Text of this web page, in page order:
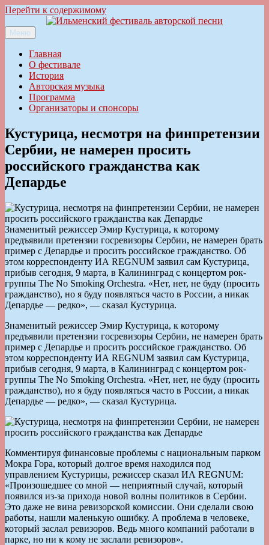
Перейти к содержимому
Ильменский фестиваль авторской песни
Меню
Главная
О фестивале
История
Авторская музыка
Программа
Организаторы и спонсоры
Кустурица, несмотря на финпретензии
Сербии, не намерен просить
российского гражданства как
Депардье
Знаменитый режиссер Эмир Кустурица, к которому
предъявили претензии госревизоры Сербии, не намерен брать
пример с Депардье и просить российское гражданство. Об
этом корреспонденту ИА REGNUM заявил сам Кустурица,
прибыв сегодня, 9 марта, в Калининград с концертом рок-
группы The No Smoking Orchestra. «Нет, нет, не буду (просить
гражданство), но я буду появляться часто в России, а никак
Депардье — редко», — сказал Кустурица.
Знаменитый режиссер Эмир Кустурица, к которому
предъявили претензии госревизоры Сербии, не намерен брать
пример с Депардье и просить российское гражданство. Об
этом корреспонденту ИА REGNUM заявил сам Кустурица,
прибыв сегодня, 9 марта, в Калининград с концертом рок-
группы The No Smoking Orchestra. «Нет, нет, не буду (просить
гражданство), но я буду появляться часто в России, а никак
Депардье — редко», — сказал Кустурица.
Комментируя финансовые проблемы с национальным парком
Мокра Гора, который долгое время находился под
управлением Кустурицы, режиссер сказал ИА REGNUM:
«Произошедшее со мной — неприятный случай, который
появился из-за прихода новой волны политиков в Сербии.
Это даже не вина ревизорской комиссии. Они сделали свою
работы, нашли маленькую ошибку. А проблема в человеке,
который заслал ревизоров. Ведь много компаний работали в
парке, но ни к кому не заслали ревизоров».